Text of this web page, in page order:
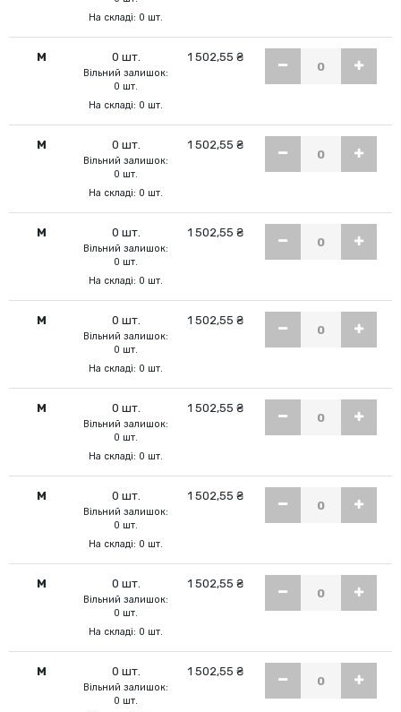
На складі: 0 шт.
M 0 шт.
Вільний залишок:
0 шт.
На складі: 0 шт.
1 502,55 ₴
M 0 шт.
Вільний залишок:
0 шт.
На складі: 0 шт.
1 502,55 ₴
M 0 шт.
Вільний залишок:
0 шт.
На складі: 0 шт.
1 502,55 ₴
M 0 шт.
Вільний залишок:
0 шт.
На складі: 0 шт.
1 502,55 ₴
M 0 шт.
Вільний залишок:
0 шт.
На складі: 0 шт.
1 502,55 ₴
M 0 шт.
Вільний залишок:
0 шт.
На складі: 0 шт.
1 502,55 ₴
M 0 шт.
Вільний залишок:
0 шт.
На складі: 0 шт.
1 502,55 ₴
M 0 шт.
Вільний залишок:
0 шт.
1 502,55 ₴